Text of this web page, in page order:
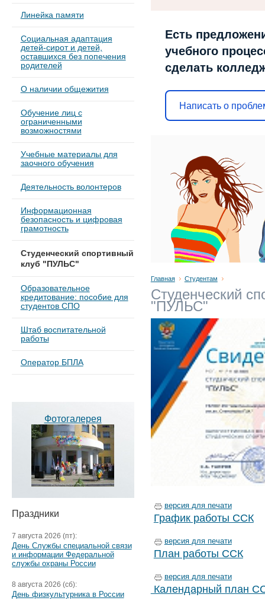
Линейка памяти
Социальная адаптация
детей-сирот и детей,
оставшихся без попечения
родителей
О наличии общежития
Обучение лиц с
ограниченными
возможностями
Учебные материалы для
заочного обучения
Деятельность волонтеров
Информационная
безопасность и цифровая
грамотность
Студенческий спортивный
клуб "ПУЛЬС"
Образовательное
кредитование: пособие для
студентов СПО
Штаб воспитательной
работы
Оператор БПЛА
Фотогалерея
Праздники
7 августа 2026 (пт):
День Службы специальной связи
и информации Федеральной
службы охраны России
8 августа 2026 (сб):
День физкультурника в России
Есть
учебного
сделать
Написать о
Главная Студентам
Студенческий
"ПУЛЬС"
версия для печати
График работы ССК
версия для печати
План работы ССК
версия для печати
Календарный план